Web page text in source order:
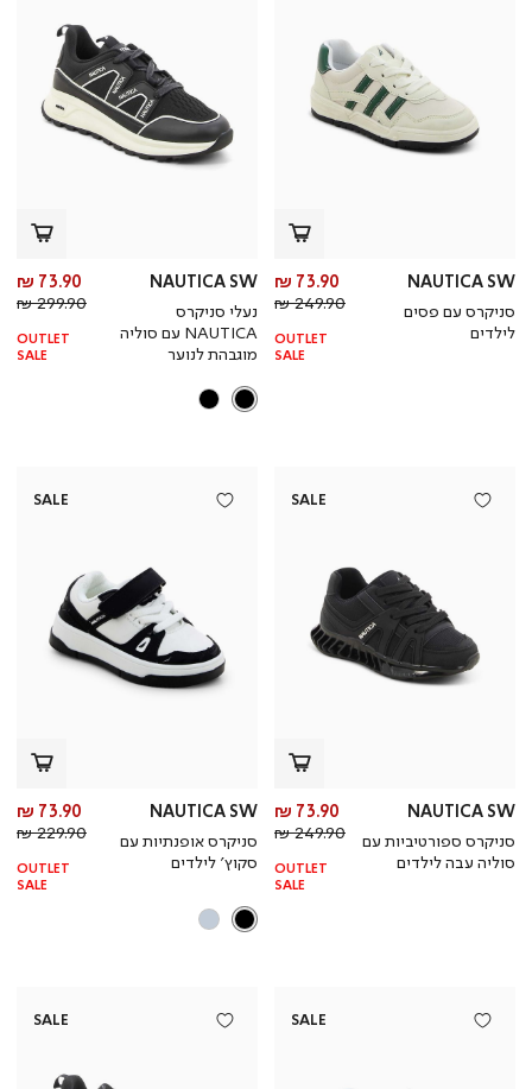
NAUTICA SW
סניקרס עם פסים
לילדים
מחיר
מוצר
73.90 ₪
מחיר
רגיל
249.90 ₪
OUTLET
SALE
NAUTICA SW
נעלי סניקרס
NAUTICA עם סוליה
מוגבהת לנוער
73.90 ₪
299.90 ₪
OUTLET
SALE
SALE
NAUTICA SW
סניקרס ספורטיביות עם
סוליה עבה לילדים
מחיר
מוצר
73.90 ₪
מחיר
רגיל
249.90 ₪
OUTLET
SALE
SALE
NAUTICA SW
סניקרס אופנתיות עם
סקוץ’ לילדים
73.90 ₪
229.90 ₪
OUTLET
SALE
SALE
SALE